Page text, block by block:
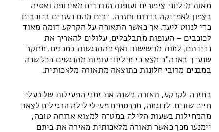
מאות מיליוני ציפורים ועופות הנודדים מאירופה ואסיה
בצפון לאפריקה בדרום וחזרה. רבים מהם נעזרים בכוכבים
כדי לנווט ליעד. אך כאשר התאורה על הקרקע דומה מאוד
לכוכבים – העופות מתבלבלים, עלולים להאריך את
נדידתם, למות מתשישות ואף מהתנגשות במבנים. מחקר
שנערך בארה"ב מצא כי מיליוני עופות מתנגשים בכל שנה
במבנים מרובי חלונות כתוצאה מתאורה מלאכותית.
בחזרה לקרקע, תאורה משנה את זמני הפעילות של בעלי
חיים שונים. לדוגמה, מכרסמים פעילי לילה הרגילים לצאת
מהמחילות בשעות הלילה במטרה למצוא ארוחה טובה,
יימנעו מכך כאשר תאורה מלאכותית מאירה את ביתם